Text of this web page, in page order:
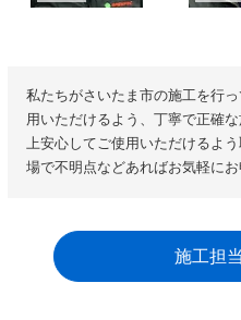
私たちがさいたま市の施工を行
用いただけるよう、丁寧で正確
上安心してご使用いただけるよ
場で不明点などあればお気軽にお
施工担